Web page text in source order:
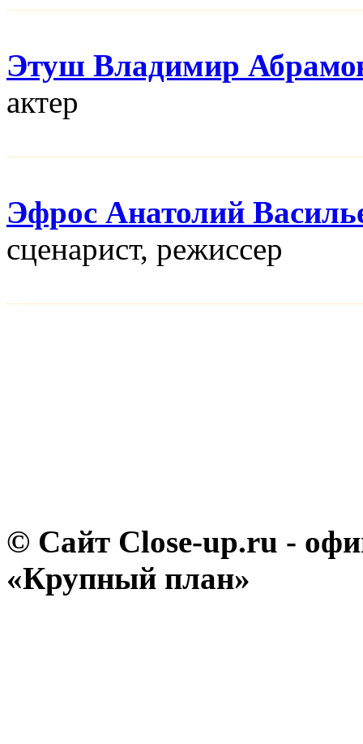
Этуш Владимир
актер
Эфрос Анатолий
сценарист, режисcер
© Сайт Close-up.ru -
«Крупный план»